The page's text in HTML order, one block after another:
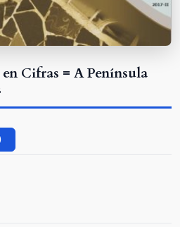
Cifras = A Península